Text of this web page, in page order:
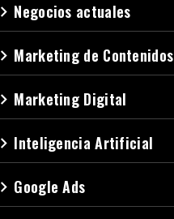
navigate_next Negocios actuales
navigate_next Marketing de Contenidos
navigate_next Marketing Digital
navigate_next Inteligencia Artificial
navigate_next Google Ads